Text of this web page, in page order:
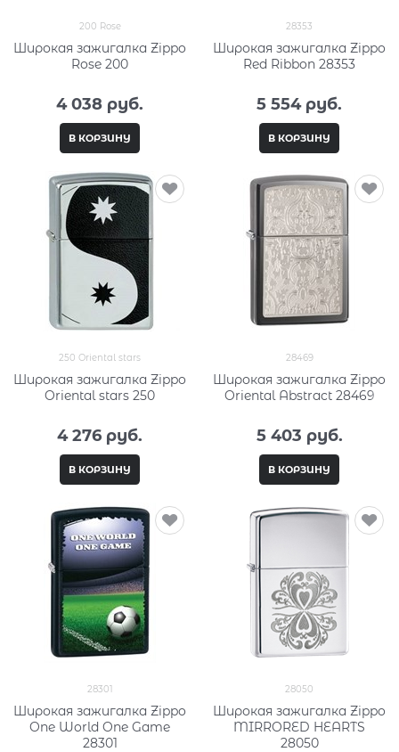
200 Rose
Широкая зажигалка Zippo
Rose 200
4 038 руб.
В КОРЗИНУ
28353
Широкая зажигалка Zippo
Red Ribbon 28353
5 554 руб.
В КОРЗИНУ
250 Oriental stars
Широкая зажигалка Zippo
Oriental stars 250
4 276 руб.
В КОРЗИНУ
28469
Широкая зажигалка Zippo
Oriental Abstract 28469
5 403 руб.
В КОРЗИНУ
28301
Широкая зажигалка Zippo
One World One Game
28301
28050
Широкая зажигалка Zippo
MIRRORED HEARTS
28050